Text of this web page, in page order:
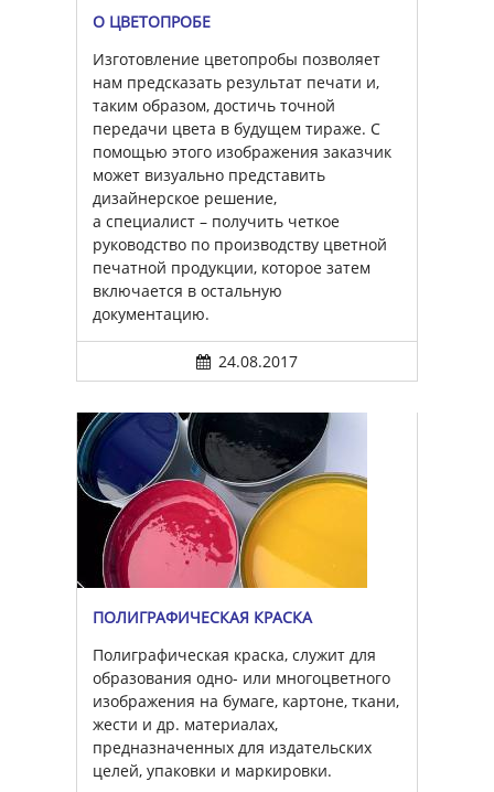
О ЦВЕТОПРОБЕ
Изготовление цветопробы позволяет
нам предсказать результат печати и,
таким образом, достичь точной
передачи цвета в будущем тираже. С
помощью этого изображения заказчик
может визуально представить
дизайнерское решение,
а специалист – получить четкое
руководство по производству цветной
печатной продукции, которое затем
включается в остальную
документацию.
24.08.2017
ПОЛИГРАФИЧЕСКАЯ КРАСКА
Полиграфическая краска, служит для
образования одно- или многоцветного
изображения на бумаге, картоне, ткани,
жести и др. материалах,
предназначенных для издательских
целей, упаковки и маркировки.